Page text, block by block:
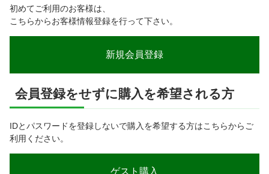
初めてご利用のお客様は、
こちらからお客様情報登録を行って下さい。
会員登録をせずに購入を希望される方
IDとパスワードを登録しないで購入を希望する方はこちらからご
利用ください。